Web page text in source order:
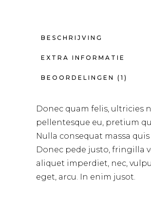
BESCHRIJVING
EXTRA INFORMATIE
BEOORDELINGEN (1)
Donec quam felis, ultricies
pellentesque eu, pretium
Nulla consequat massa
Donec pede justo, fringilla
aliquet imperdiet, nec,
eget, arcu. In enim jusot.